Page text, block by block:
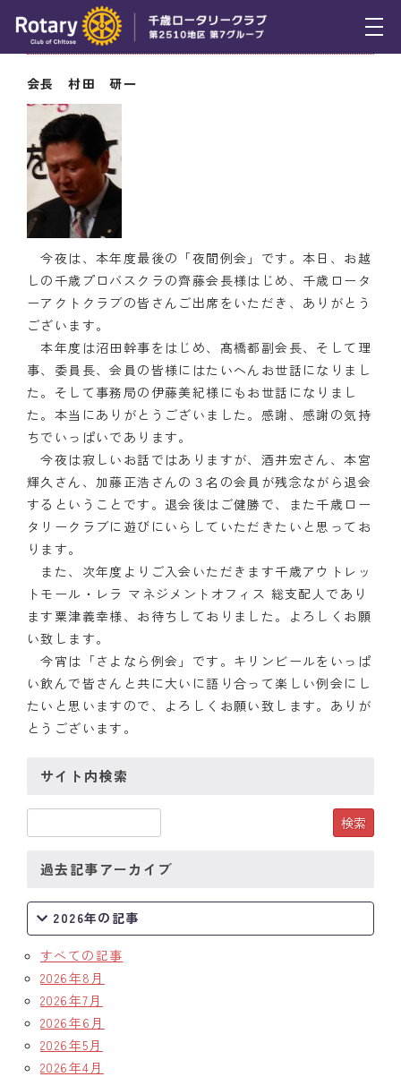
トピックス
例会報告
活動報告
理事会報告
スケジュール
年間プログラム
木曜会
組織図
クラブのあゆみ
クラブの歴史
歴代会長・幹事
記念誌
案内
例会場・事務局の案内
リンク集
情報公開
入会のご案内
6月27日（木） 会長挨拶
会長 村田 研一
今夜は、本年度最後の「夜間例会」です。本日、お越
しの千歳プロバスクラの齊藤会長様はじめ、千歳ロータ
ーアクトクラブの皆さんご出席をいただき、ありがとう
ございます。
本年度は沼田幹事をはじめ、髙橋都副会長、そして理
事、委員長、会員の皆様にはたいへんお世話になりまし
た。そして事務局の伊藤美紀様にもお世話になりまし
た。本当にありがとうございました。感謝、感謝の気持
ちでいっぱいであります。
今夜は寂しいお話ではありますが、酒井宏さん、本宮
輝久さん、加藤正浩さんの３名の会員が残念ながら退会
するということです。退会後はご健勝で、また千歳ロー
タリークラブに遊びにいらしていただきたいと思ってお
ります。
また、次年度よりご入会いただきます千歳アウトレッ
トモール・レラ マネジメントオフィス 総支配人であり
ます粟津義幸様、お待ちしておりました。よろしくお願
い致します。
今宵は「さよなら例会」です。キリンビールをいっぱ
い飲んで皆さんと共に大いに語り合って楽しい例会にし
たいと思いますので、よろしくお願い致します。ありが
とうございます。
サイト内検索
過去記事アーカイブ
2026年の記事
すべての記事
2026年8月
2026年7月
2026年6月
2026年5月
2026年4月